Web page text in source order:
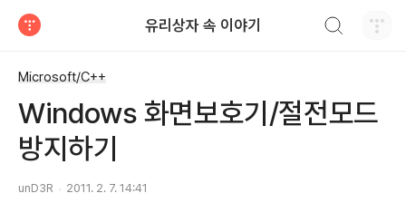
유리상자 속 이야기
Microsoft/C++
Windows 화면보호기/절전모드
방지하기
unD3R 2011. 2. 7. 14:41